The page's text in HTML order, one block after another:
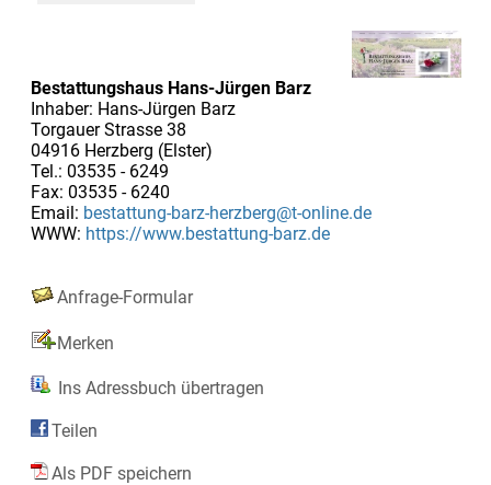
Bestattungshaus Hans-Jürgen Barz
Inhaber: Hans-Jürgen Barz
Torgauer Strasse 38
04916 Herzberg (Elster)
Tel.: 03535 - 6249
Fax: 03535 - 6240
Email: bestattung-barz-herzberg@t-online.de
WWW: https://www.bestattung-barz.de
Anfrage-Formular
Merken
Ins Adressbuch übertragen
Teilen
Als PDF speichern